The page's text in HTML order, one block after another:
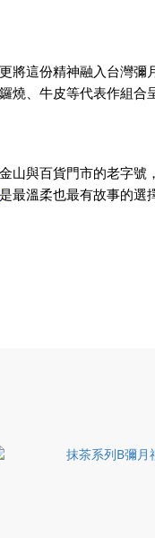
將這份精神融入台灣彌
燒、牛皮等代表作組
山與百貨門市的老字
是最溫柔也最有故事的選